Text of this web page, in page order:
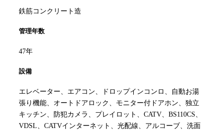
鉄筋コンクリート造
管理年数
47年
設備
エレベーター、エアコン、ドロップインコンロ、自動お湯
張り機能、オートドアロック、モニター付ドアホン、独立
キッチン、防犯カメラ、プレイロット、CATV、BS110CS、
VDSL、CATVインターネット、光配線、アルコーブ、洗面